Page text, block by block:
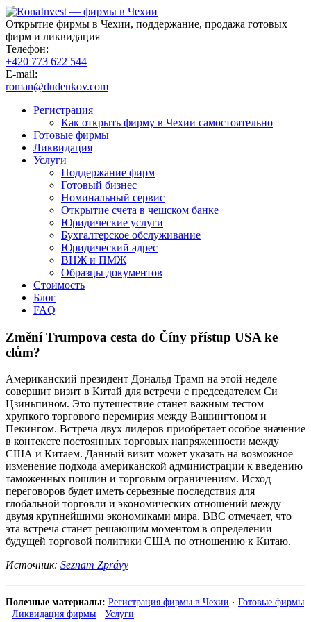
Открытие фирмы в Чехии, поддержание, продажа готовых
фирм и ликвидация
Телефон:
+420 773 622 544
E-mail:
roman@dudenkov.com
Регистрация
Как открыть фирму в Чехии самостоятельно
Готовые фирмы
Ликвидация
Услуги
Поддержание фирм
Готовый бизнес
Номинальный сервис
Открытие счета в чешском банке
Юридические услуги
Бухгалтерское обслуживание
Юридический адрес
ВНЖ и ПМЖ
Образцы документов
Стоимость
Блог
FAQ
Změní Trumpova cesta do Číny přístup USA ke
clům?
Американский президент Дональд Трамп на этой неделе
совершит визит в Китай для встречи с председателем Си
Цзиньпином. Это путешествие станет важным тестом
хрупкого торгового перемирия между Вашингтоном и
Пекингом. Встреча двух лидеров приобретает особое значение
в контексте постоянных торговых напряженности между
США и Китаем. Данный визит может указать на возможное
изменение подхода американской администрации к введению
таможенных пошлин и торговым ограничениям. Исход
переговоров будет иметь серьезные последствия для
глобальной торговли и экономических отношений между
двумя крупнейшими экономиками мира. BBC отмечает, что
эта встреча станет решающим моментом в определении
будущей торговой политики США по отношению к Китаю.
Источник: Seznam Zprávy
Полезные материалы: Регистрация фирмы в Чехии · Готовые фирмы
· Ликвидация фирмы · Услуги